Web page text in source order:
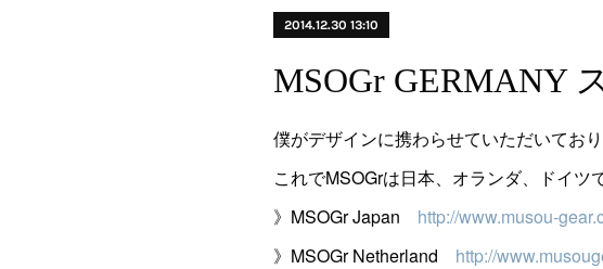
2014.12.30 13:10
MSOGr GERMANY
僕がデザインに携わらせていただいてお
これでMSOGrは日本、オランダ、ドイツ
》MSOGr Japan http://www.musou-
》MSOGr Netherland http://